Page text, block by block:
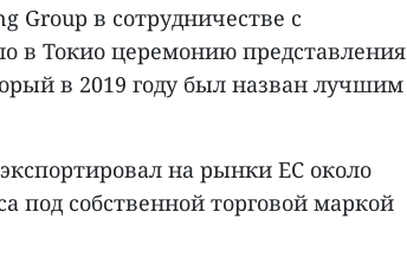
Group в сотрудничестве с
в Токио церемонию представления
в 2019 году был назван лучшим
на рынки ЕС около
под собственной торговой маркой